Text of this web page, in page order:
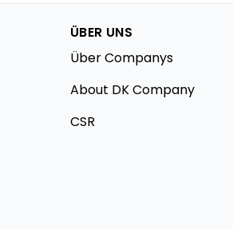
ÜBER UNS
Über Companys
About DK Company
CSR